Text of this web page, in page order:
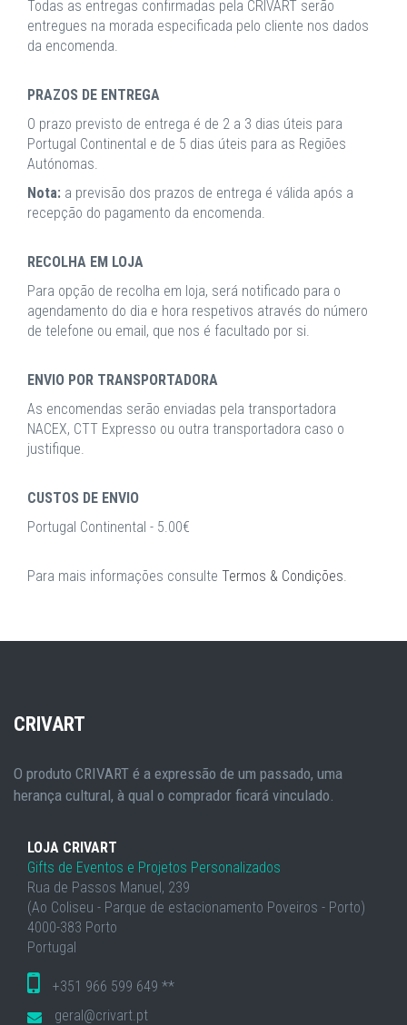
Todas as entregas confirmadas pela CRIVART serão
entregues na morada especificada pelo cliente nos dados
da encomenda.
PRAZOS DE ENTREGA
O prazo previsto de entrega é de 2 a 3 dias úteis para
Portugal Continental e de 5 dias úteis para as Regiões
Autónomas.
Nota: a previsão dos prazos de entrega é válida após a
recepção do pagamento da encomenda.
RECOLHA EM LOJA
Para opção de recolha em loja, será notificado para o
agendamento do dia e hora respetivos através do número
de telefone ou email, que nos é facultado por si.
ENVIO POR TRANSPORTADORA
As encomendas serão enviadas pela transportadora
NACEX, CTT Expresso ou outra transportadora caso o
justifique.
CUSTOS DE ENVIO
Portugal Continental - 5.00€
Para mais informações consulte Termos & Condições.
CRIVART
O produto CRIVART é a expressão de um passado, uma
herança cultural, à qual o comprador ficará vinculado.
LOJA CRIVART
Gifts de Eventos e Projetos Personalizados
Rua de Passos Manuel, 239
(Ao Coliseu - Parque de estacionamento Poveiros - Porto)
4000-383 Porto
Portugal
+351 966 599 649 **
geral@crivart.pt